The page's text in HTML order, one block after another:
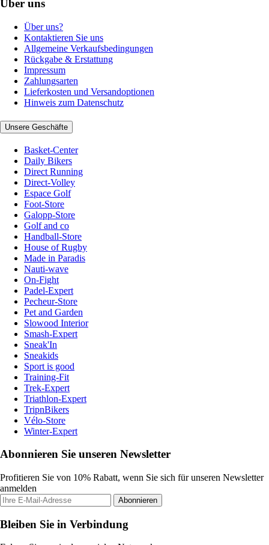
Über uns
Über uns?
Kontaktieren Sie uns
Allgemeine Verkaufsbedingungen
Rückgabe & Erstattung
Impressum
Zahlungsarten
Lieferkosten und Versandoptionen
Hinweis zum Datenschutz
Unsere Geschäfte
Basket-Center
Daily Bikers
Direct Running
Direct-Volley
Espace Golf
Foot-Store
Galopp-Store
Golf and co
Handball-Store
House of Rugby
Made in Paradis
Nauti-wave
On-Fight
Padel-Expert
Pecheur-Store
Pet and Garden
Slowood Interior
Smash-Expert
Sneak'In
Sneakids
Sport is good
Training-Fit
Trek-Expert
Triathlon-Expert
TripnBikers
Vélo-Store
Winter-Expert
Abonnieren Sie unseren Newsletter
Profitieren Sie von 10% Rabatt, wenn Sie sich für unseren Newsletter
anmelden
Abonnieren
Bleiben Sie in Verbindung